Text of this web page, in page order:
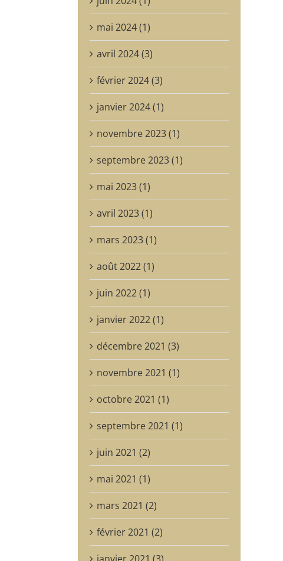
mai 2024 (1)
avril 2024 (3)
février 2024 (3)
janvier 2024 (1)
novembre 2023 (1)
septembre 2023 (1)
mai 2023 (1)
avril 2023 (1)
mars 2023 (1)
août 2022 (1)
juin 2022 (1)
janvier 2022 (1)
décembre 2021 (3)
novembre 2021 (1)
octobre 2021 (1)
septembre 2021 (1)
juin 2021 (2)
mai 2021 (1)
mars 2021 (2)
février 2021 (2)